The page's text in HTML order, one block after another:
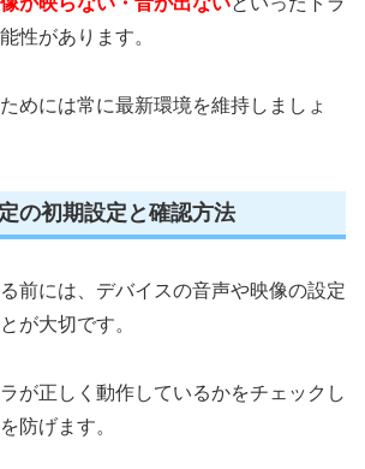
性があります。
めには常に最新環境を維持しましょ
の初期設定と確認方法
前には、デバイスの音声や映像の設定
が大切です。
が正しく動作しているかをチェックし
防げます。